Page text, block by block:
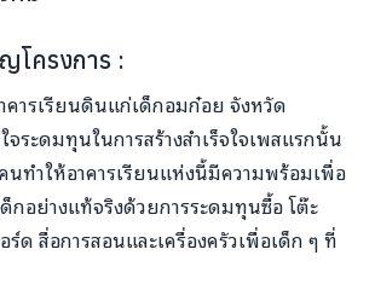
โครงการ :
าคารเรียนดินแก่เด็กอมก๋อย จังหวัด
จระดมทุนในการสร้างสำเร็จใจเพสแรกนั้น
นทำให้อาคารเรียนแห่งนี้มีความพร้อมเพื่อ
กอย่างแท้จริงด้วยการระดมทุนซื้อ โต๊ะ
ร์ด สื่อการสอนและเครื่องครัวเพื่อเด็ก ๆ ที่